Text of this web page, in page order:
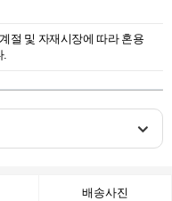
절 및 자재시장에 따라 혼용
.
배송사진